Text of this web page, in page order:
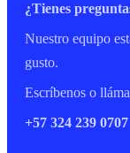
¿Tienes
Nuestro equipo
gusto.
Escríbenos o
+57 324 239 0707